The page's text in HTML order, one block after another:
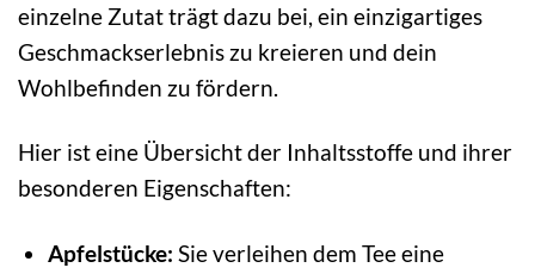
einzelne Zutat trägt dazu bei, ein einzigartiges
Geschmackserlebnis zu kreieren und dein
Wohlbefinden zu fördern.
Hier ist eine Übersicht der Inhaltsstoffe und ihrer
besonderen Eigenschaften:
Apfelstücke: Sie verleihen dem Tee eine